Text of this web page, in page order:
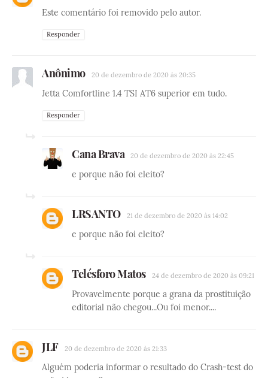
Este comentário foi removido pelo autor.
Responder
Anônimo 20 de dezembro de 2020 às 20:35
Jetta Comfortline 1.4 TSI AT6 superior em tudo.
Responder
Cana Brava 20 de dezembro de 2020 às 22:45
e porque não foi eleito?
LRSANTO 21 de dezembro de 2020 às 14:02
e porque não foi eleito?
Telésforo Matos 24 de dezembro de 2020 às 09:21
Provavelmente porque a grana da prostituição
editorial não chegou...Ou foi menor....
JLF 20 de dezembro de 2020 às 21:33
Alguém poderia informar o resultado do Crash-test do